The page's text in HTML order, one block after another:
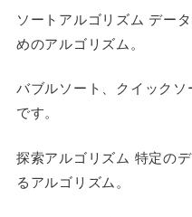
ソートアルゴリズム デー
めのアルゴリズム。
バブルソート、クイック
です。
探索アルゴリズム 特定の
るアルゴリズム。